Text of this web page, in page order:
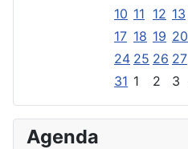
10 11 12 13
17 18 19 20
24 25 26 27
31 1 2 3
Agenda